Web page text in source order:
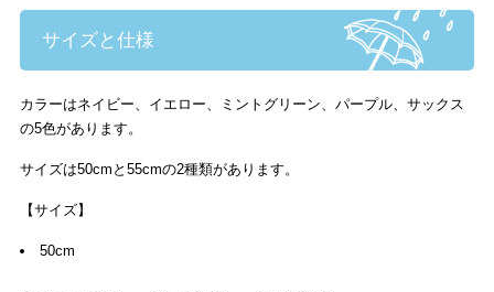
サイズと仕様
カラーはネイビー、イエロー、ミントグリーン、パープル、サックス
の5色があります。
サイズは50cmと55cmの2種類があります。
【サイズ】
50cm